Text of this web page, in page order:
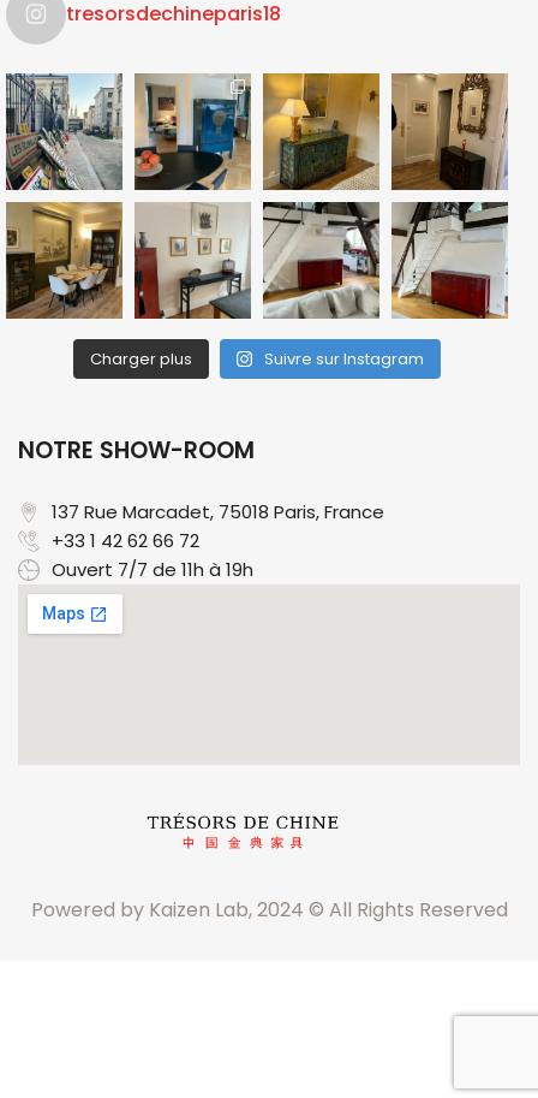
tresorsdechineparis18
Charger plus Suivre sur Instagram
NOTRE SHOW-ROOM
137 Rue Marcadet, 75018 Paris, France​
+33 1 42 62 66 72
Ouvert 7/7 de 11h à 19h
Powered by Kaizen Lab, 2024 © All Rights Reserved